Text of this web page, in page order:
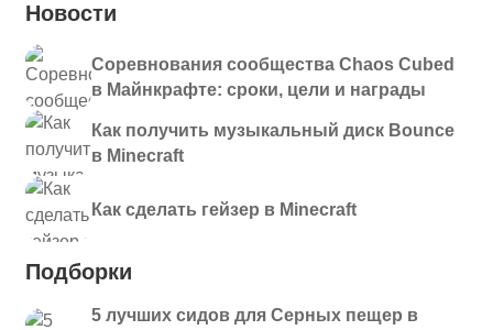
Новости
Соревнования сообщества Chaos Cubed
в Майнкрафте: сроки, цели и награды
Как получить музыкальный диск Bounce
в Minecraft
Как сделать гейзер в Minecraft
Подборки
5 лучших сидов для Серных пещер в